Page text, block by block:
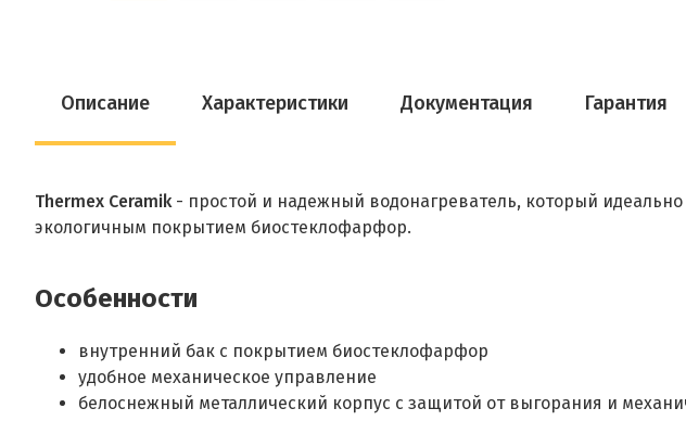
Описание Характеристики Документация Гарантия
Thermex Ceramik- простой и надежный водонагреватель, который идеально
экологичным покрытием биостеклофарфор.
Особенности
внутренний бак с покрытием биостеклофарфор
удобное механическое управление
белоснежный металлический корпус с защитой от выгорания и